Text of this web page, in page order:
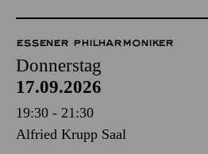
ESSENER PHILHARMONIKER
Donnerstag
17.09.2026
19:30 - 21:30
Alfried Krupp Saal